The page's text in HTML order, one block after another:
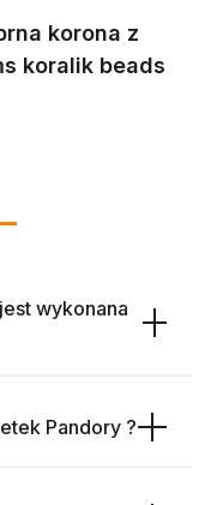
korona z
koralik beads
wykonana
Pandory ?